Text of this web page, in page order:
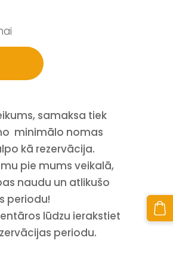
samaksa tiek
minimālo nomas
kā rezervācija.
pie mums veikalā,
naudu un atlikušo
periodu!
lūdzu ierakstiet
periodu.